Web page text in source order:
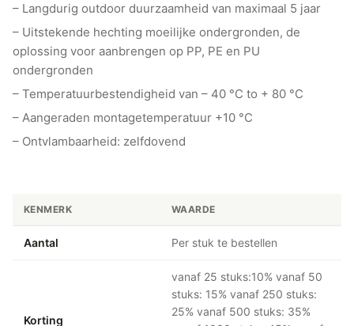
– Langdurig outdoor duurzaamheid van maximaal 5 jaar
– Uitstekende hechting moeilijke ondergronden, de
oplossing voor aanbrengen op PP, PE en PU
ondergronden
– Temperatuurbestendigheid van – 40 °C to + 80 °C
– Aangeraden montagetemperatuur +10 °C
– Ontvlambaarheid: zelfdovend
KENMERK WAARDE
Aantal Per stuk te bestellen
Korting
vanaf 25 stuks:10% vanaf 50
stuks: 15% vanaf 250 stuks:
25% vanaf 500 stuks: 35%